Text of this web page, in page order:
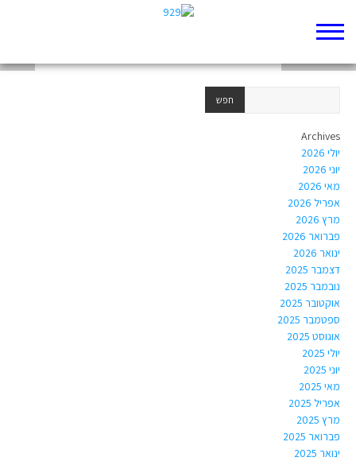
Archives
יולי 2026
יוני 2026
מאי 2026
אפריל 2026
מרץ 2026
פברואר 2026
ינואר 2026
דצמבר 2025
נובמבר 2025
אוקטובר 2025
ספטמבר 2025
אוגוסט 2025
יולי 2025
יוני 2025
מאי 2025
אפריל 2025
מרץ 2025
פברואר 2025
ינואר 2025